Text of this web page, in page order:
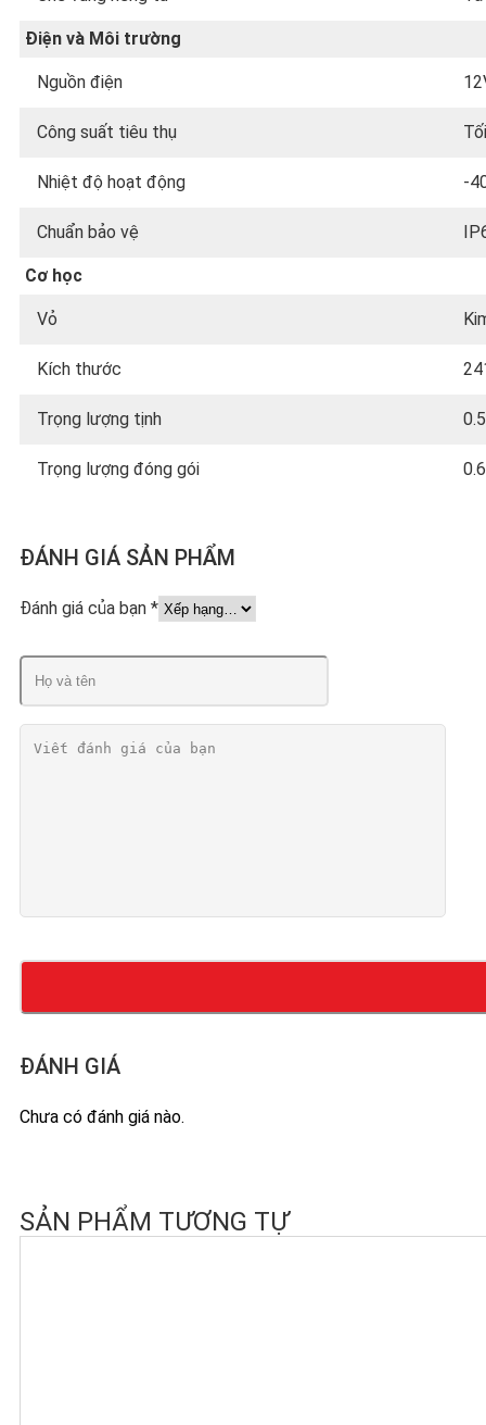
Điện và Môi trường
Nguồn điện
Công suất tiêu thụ
Nhiệt độ hoạt động -
Chuẩn bảo vệ
Cơ học
Vỏ
Kích thước
Trọng lượng tịnh
Trọng lượng đóng gói
ĐÁNH GIÁ
Chưa có đánh giá nào.
ĐÁNH GIÁ SẢN PHẨM
Đánh giá của bạn *
SẢN PHẨM TƯƠNG TỰ